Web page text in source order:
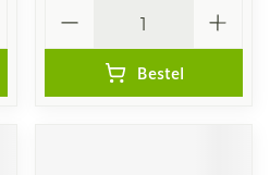
Bestel